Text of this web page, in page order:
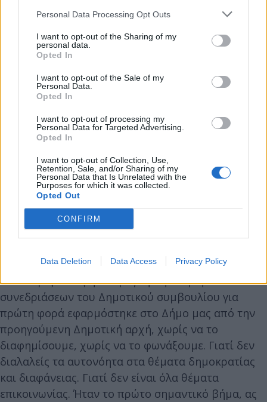
Personal Data Processing Opt Outs
I want to opt-out of the Sharing of my
personal data.
Opted In
I want to opt-out of the Sale of my
Personal Data.
Opted In
I want to opt-out of processing my
Personal Data for Targeted Advertising.
Opted In
I want to opt-out of Collection, Use,
Retention, Sale, and/or Sharing of my
Personal Data that Is Unrelated with the
Purposes for which it was collected.
Opted Out
CONFIRM
Data Deletion Data Access Privacy Policy
διαστρέβλωσης της αλήθειας που γίνεται και
συκοφαντικό. Μας κατηγορεί σαφώς, πως η
ενέργεια μας γίνεται γιατί φοβόμαστε «τις
που θα αποκαλύπτουν την αλήθεια χωρίς
μεσολαβητές».
Επειδή τα πολλά λόγια είναι φτώχεια, παραθέτω τα
έχουμε ζητήσει 2 φορές επισήμως, βάζοντας το ως
θέμα και στο συμβούλιο, την ζωντανή μετάδοση
των συνεδριάσεων του Δημοτικού συμβουλίου και
μάλιστα τηλεοπτικά, όχι απλά ραδιοφωνικά, για να
μπορεί να τα παρακολουθεί οποιοσδήποτε ανά
Υπενθυμίζω πως η απομαγνητοφώνηση των
συνεδριάσεων του Δημοτικού συμβουλίου για
πρώτη φορά εφαρμόστηκε στο Δήμο μας από την
προηγούμενη Δημοτική αρχή, χωρίς να το
διαφημίσουμε, χωρίς να το φωνάξουμε. Γιατί δεν
διαλαλείς τα αυτονόητα στα θέματα δημοκρατίας
και διαφάνειας. Γιατί δεν είναι όλα θέματα
επικοινωνίας. Ήταν το πρώτο σημαντικό βήμα, ας